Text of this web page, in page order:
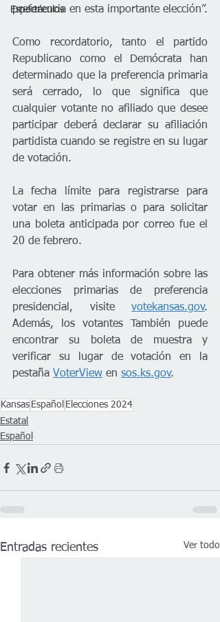
Espectáculos
Como recordatorio, tanto el partido
Republicano como el Demócrata han
determinado que la preferencia primaria
será cerrado, lo que significa que
cualquier votante no afiliado que desee
participar deberá declarar su afiliación
partidista cuando se registre en su lugar
de votación.
La fecha límite para registrarse para
votar en las primarias o para solicitar
una boleta anticipada por correo fue el
20 de febrero.
Para obtener más información sobre las
elecciones primarias de preferencia
presidencial, visite votekansas.gov.
Además, los votantes También puede
encontrar su boleta de muestra y
verificar su lugar de votación en la
pestaña VoterView en sos.ks.gov.
Kansas Español Elecciones 2024
Estatal
Español
Entradas recientes Ver todo